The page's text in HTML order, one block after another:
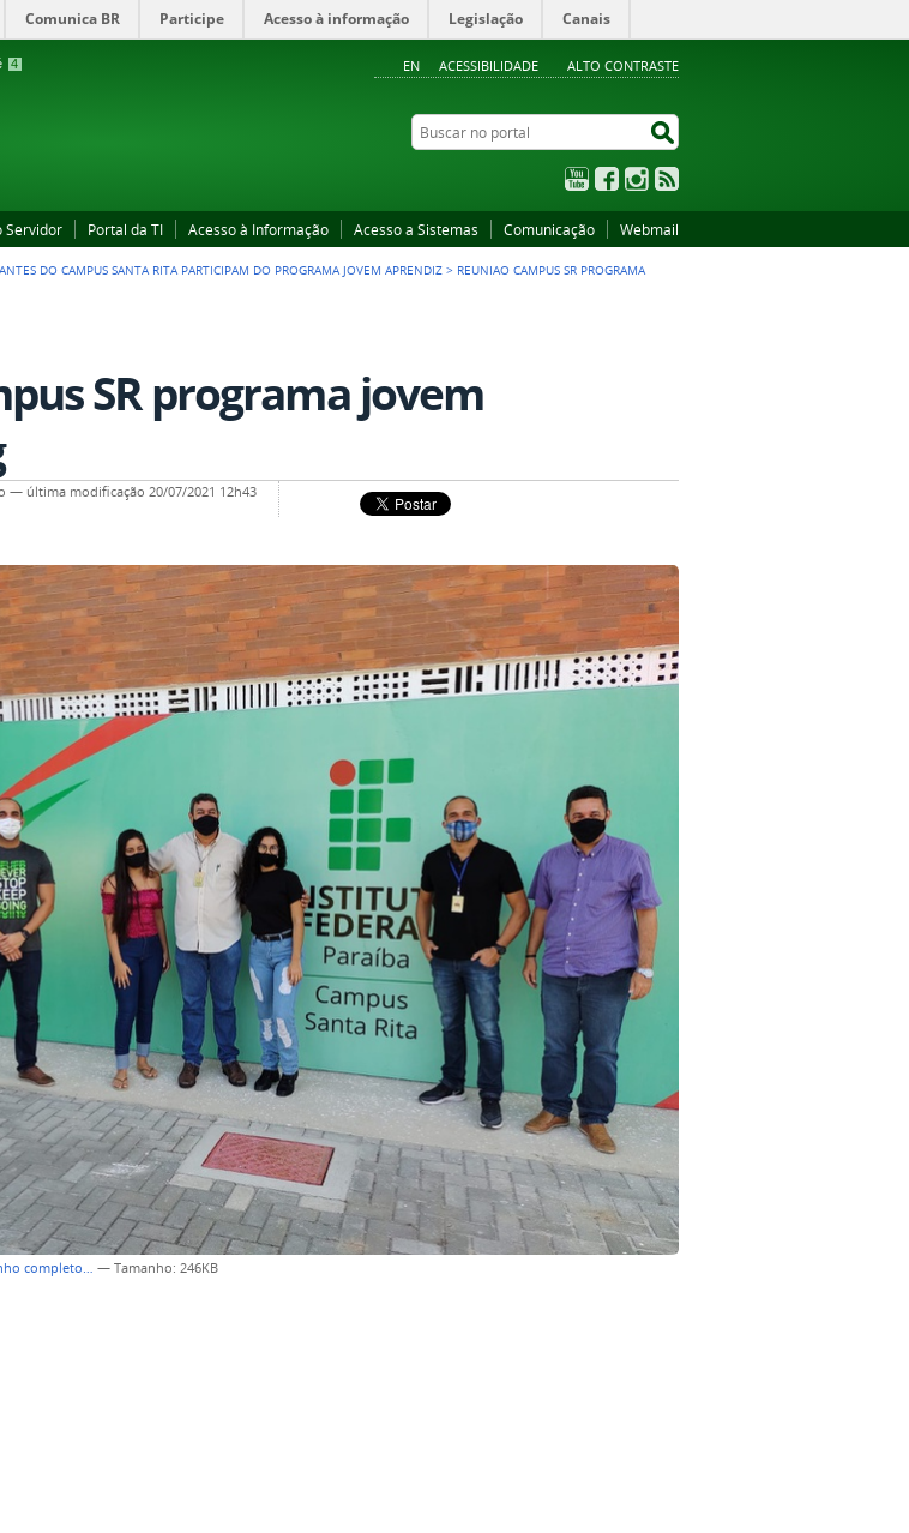
Comunica BR Participe Acesso à informação Legislação Canais
4 EN ACESSIBILIDADE ALTO CONTRASTE
Buscar no portal
YouTubeFacebookInstagram
Servidor Portal da TI Acesso à Informação Acesso a Sistemas Comunicação Webmail
DO CAMPUS SANTA RITA PARTICIPAM DO PROGRAMA JOVEM APRENDIZ > REUNIAO CAMPUS SR PROGRAMA
SR programa jovem
— última modificação 20/07/2021 12h43
completo… —Tamanho: 246KB